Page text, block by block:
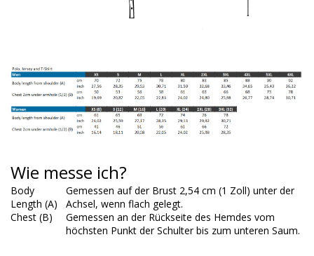
Wie messe ich?
Body
Length (A)
Gemessen auf der Brust 2,54 cm (1 Zoll) unter der
Achsel, wenn flach gelegt.
Chest (B)
Gemessen an der Rückseite des Hemdes vom
höchsten Punkt der Schulter bis zum unteren Saum.